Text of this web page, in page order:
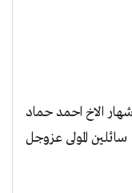
الاخ احمد حماد
المولى عزوجل